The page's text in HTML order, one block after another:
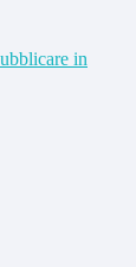
in